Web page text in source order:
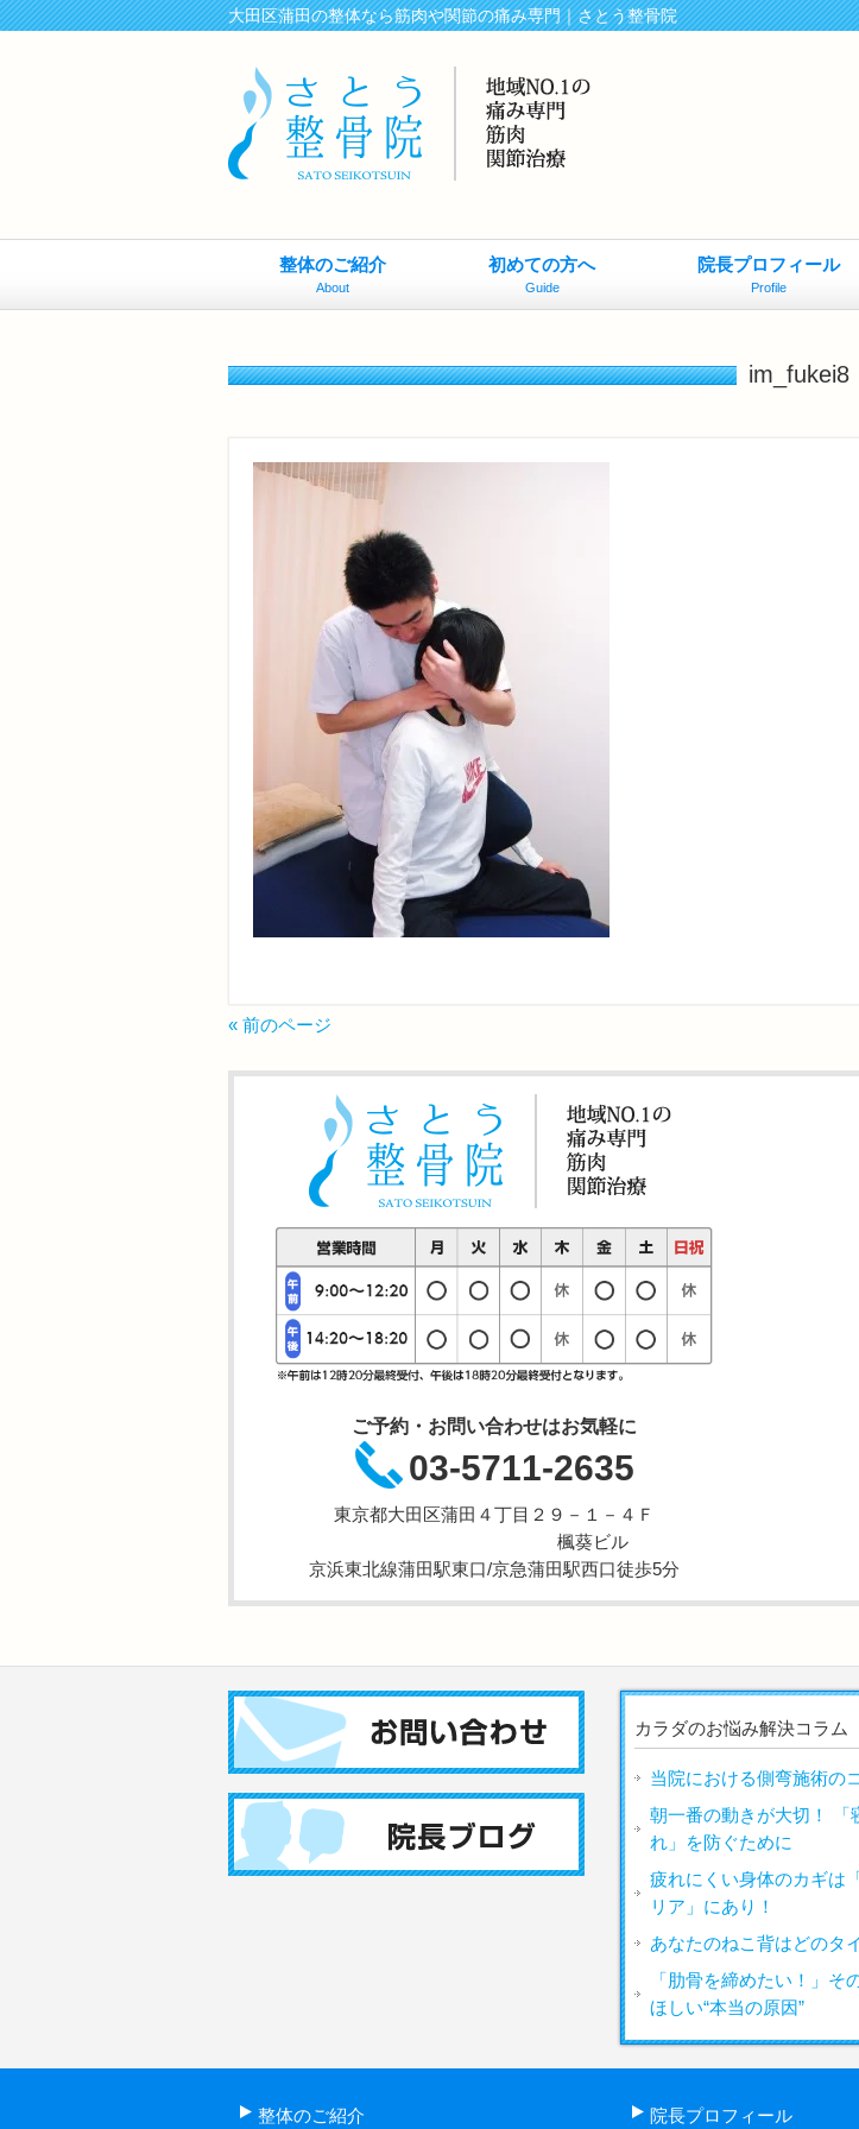
大田区蒲田の整体なら筋肉や関節の痛み専門｜さとう整骨院
整体のご紹介
About
初めての方へ
Guide
院長プロフィール
Profile
im_fukei8
« 前のページ
ご予約・お問い合わせはお気軽に
03-5711-2635
東京都大田区蒲田４丁目２９－１－４Ｆ
楓葵ビル
京浜東北線蒲田駅東口/京急蒲田駅西口徒歩5分
カラダのお悩み解決コラム
当院における側弯施術の
朝一番の動きが大切！ 「
れ」を防ぐために
疲れにくい身体のカギは
リア」にあり！
あなたのねこ背はどのタ
「肋骨を締めたい！」そ
ほしい“本当の原因”
整体のご紹介 院長プロフィール